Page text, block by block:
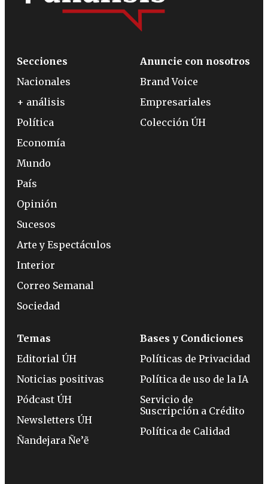
Secciones
Nacionales
+ análisis
Política
Economía
Mundo
País
Opinión
Sucesos
Arte y Espectáculos
Interior
Correo Semanal
Sociedad
Anuncie con nosotros
Brand Voice
Empresariales
Colección ÚH
Temas
Editorial ÚH
Noticias positivas
Pódcast ÚH
Newsletters ÚH
Ñandejara Ñe’ẽ
Bases y Condiciones
Políticas de Privacidad
Política de uso de la IA
Servicio de
Suscripción a Crédito
Política de Calidad